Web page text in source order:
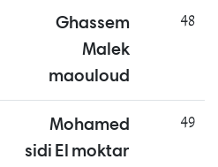
48
Ghassem
Malek
maouloud
49
Mohamed
sidi El moktar